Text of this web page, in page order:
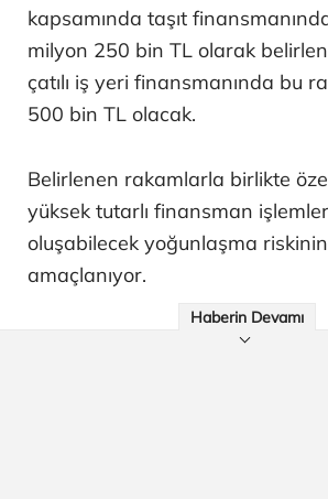
kapsamında taşıt
milyon 250 bin TL olarak
çatılı iş yeri finansmanında bu
500 bin TL olacak.
Belirlenen rakamlarla birlikte
yüksek tutarlı finansman
oluşabilecek yoğunlaşma riskinin
amaçlanıyor.
Haberin Devamı